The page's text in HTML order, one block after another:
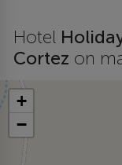
Hotel
Cortez on
+
−